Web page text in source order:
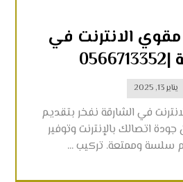
مقوي الانترنت في
يناير 13, 2025
في الشارقة نفخر بتقديم
اتصالك بالإنترنت وتوفير
سلسة وممتعة. تركيب ...